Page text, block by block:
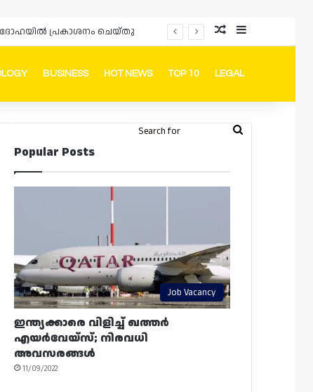
Random Article
Sidebar
BUSINESS HOT NEWS TOP 10 LEGAL
Telegram
Whatsapp Random Article
Switch skin
Search
Popular Posts
Job Vacancy
ഇന്ത്യക്കാരെ വിളിച്ച് ഖത്തർ
എയർവേയ്‌സ്; നിരവധി
അവസരങ്ങൾ
11/09/2022